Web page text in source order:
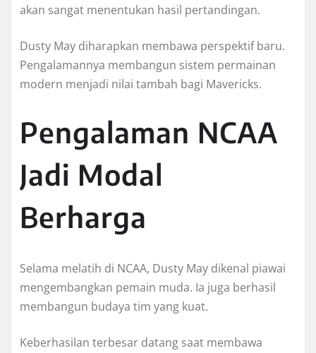
akan sangat menentukan hasil pertandingan.
Dusty May diharapkan membawa perspektif baru.
Pengalamannya membangun sistem permainan
modern menjadi nilai tambah bagi Mavericks.
Pengalaman NCAA
Jadi Modal
Berharga
Selama melatih di NCAA, Dusty May dikenal piawai
mengembangkan pemain muda. Ia juga berhasil
membangun budaya tim yang kuat.
Keberhasilan terbesar datang saat membawa